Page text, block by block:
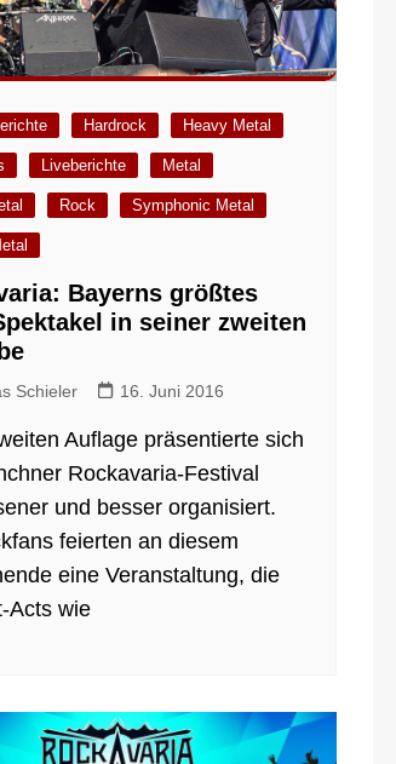
Hardrock Heavy Metal
Liveberichte Metal
Rock Symphonic Metal
Bayerns größtes
in seiner zweiten
Schieler 16. Juni 2016
Auflage präsentierte sich
Rockavaria-Festival
und besser organisiert.
feierten an diesem
eine Veranstaltung, die
Acts wie